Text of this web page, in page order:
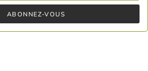
ABONNEZ-VOUS